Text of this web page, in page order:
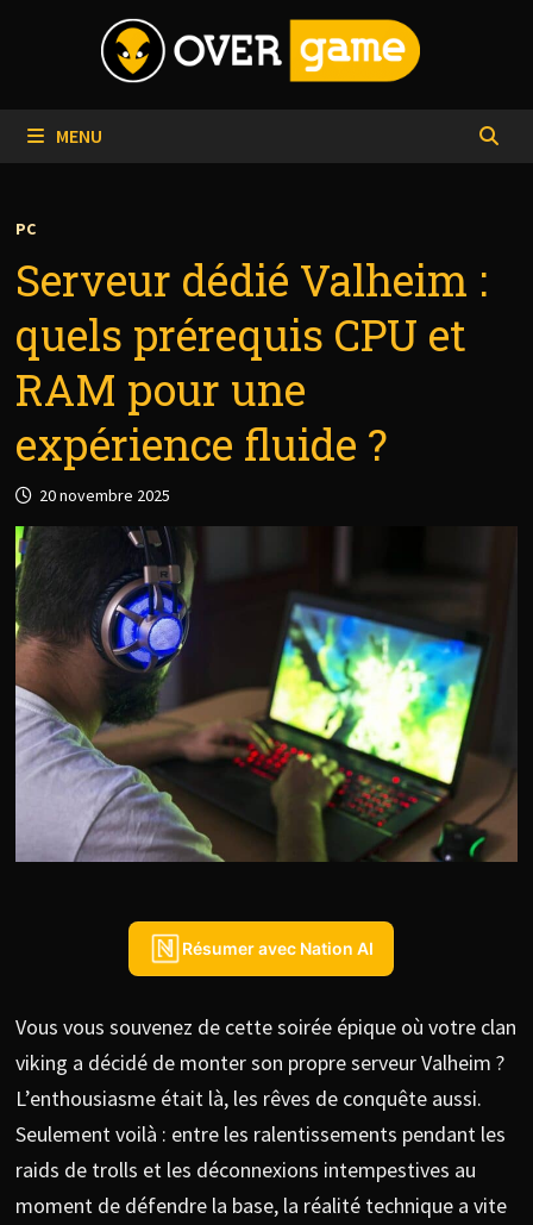
MENU
PC
Serveur dédié Valheim :
quels prérequis CPU et
RAM pour une
expérience fluide ?
20 novembre 2025
Résumer avec Nation AI
Vous vous souvenez de cette soirée épique où votre clan
viking a décidé de monter son propre serveur Valheim ?
L’enthousiasme était là, les rêves de conquête aussi.
Seulement voilà : entre les ralentissements pendant les
raids de trolls et les déconnexions intempestives au
moment de défendre la base, la réalité technique a vite